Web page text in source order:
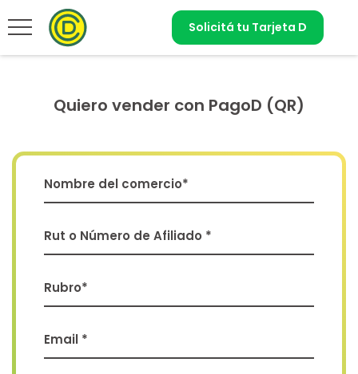
Solicitá tu Tarjeta D
Quiero vender con PagoD (QR)
Nombre del comercio*
Rut o Número de Afiliado *
Rubro*
Email *